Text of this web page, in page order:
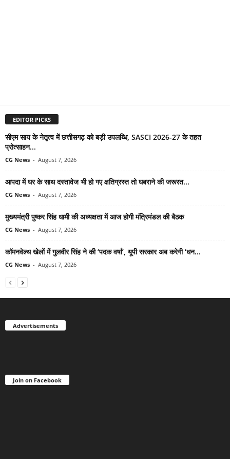
EDITOR PICKS
सीएम साय के नेतृत्व में छत्तीसगढ़ को बड़ी उपलब्धि, SASCI 2026-27 के तहत
प्रोत्साहन...
CG News - August 7, 2026
आपदा में घर के साथ दस्तावेज भी हो गए क्षतिग्रस्त तो घबराने की जरूरत...
CG News - August 7, 2026
मुख्यमंत्री पुष्कर सिंह धामी की अध्यक्षता में आज होगी मंत्रिमंडल की बैठक
CG News - August 7, 2026
कॉमनवेल्थ खेलों में गुलवीर सिंह ने की ‘पदक वर्षा’, यूपी सरकार अब करेगी ‘धन...
CG News - August 7, 2026
Advertisements
Join on Facebook